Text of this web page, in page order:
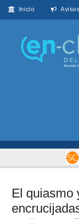
Inicio Avisos
El quiasmo